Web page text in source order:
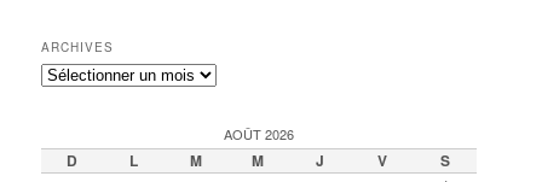
ARCHIVES
Archives
AOÛT 2026
D L M M J V S